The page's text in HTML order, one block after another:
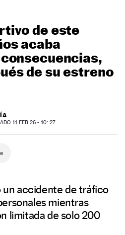
de este
acaba
de su estreno
11 FEB 26 - 10: 27
un accidente de tráfico
mientras
limitada de solo 200